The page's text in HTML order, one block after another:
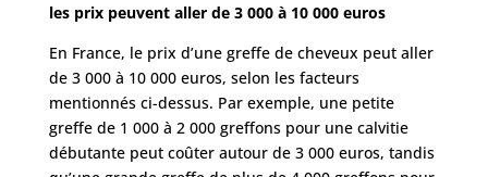
les prix peuvent aller de 3 000 à 10 000 euros
En France, le prix d’une greffe de cheveux peut aller
de 3 000 à 10 000 euros, selon les facteurs
mentionnés ci-dessus. Par exemple, une petite
greffe de 1 000 à 2 000 greffons pour une calvitie
débutante peut coûter autour de 3 000 euros, tandis